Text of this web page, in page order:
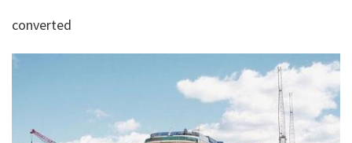
converted